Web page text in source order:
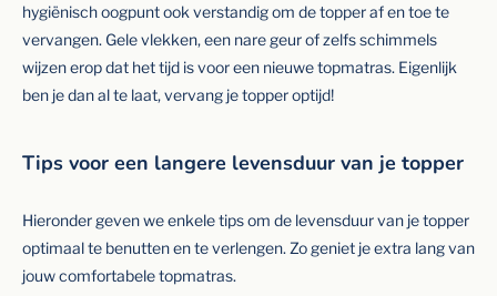
hygiënisch oogpunt ook verstandig om de topper af en toe te
vervangen. Gele vlekken, een nare geur of zelfs schimmels
wijzen erop dat het tijd is voor een nieuwe topmatras. Eigenlijk
ben je dan al te laat, vervang je topper optijd!
Tips voor een langere levensduur van je topper
Hieronder geven we enkele tips om de levensduur van je topper
optimaal te benutten en te verlengen. Zo geniet je extra lang van
jouw comfortabele topmatras.